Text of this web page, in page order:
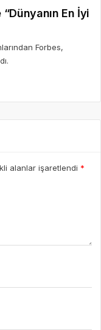
En İyi
Forbes,
alanlar işaretlendi *